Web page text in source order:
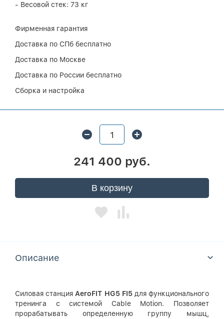
- Весовой стек: 73 кг
Фирменная гарантия
Доставка по СПб бесплатно
Доставка по Москве
Доставка по России бесплатно
Сборка и настройка
241 400 руб.
В корзину
Описание
Силовая станция AeroFIT HG5 FI5для функционального
тренинга с системой Cable Motion. Позволяет
прорабатывать определенную группу мышц,